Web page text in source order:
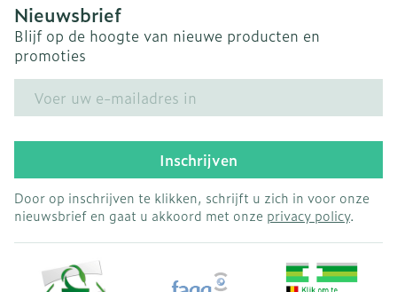
Nieuwsbrief
Blijf op de hoogte van nieuwe producten en
promoties
Inschrijven
Door op inschrijven te klikken, schrijft u zich in voor onze
nieuwsbrief en gaat u akkoord met onze privacy policy.